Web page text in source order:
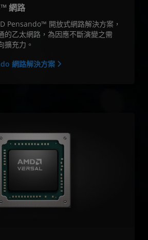
網路
Pensando™ 開放式網路解決方案，
的乙太網路，為因應不斷演變之需
擴充力。
網路解決方案